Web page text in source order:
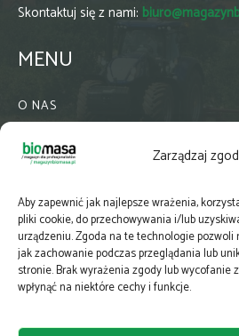
Zarządzaj
Aby zapewnić jak najlepsze wrażenia,
pliki cookie, do przechowywania i/lub
urządzeniu. Zgoda na te technologie
jak zachowanie podczas przeglądania lub
stronie. Brak wyrażenia zgody lub wycofanie
wpłynąć na niektóre cechy i funkcje.
Skontaktuj się z nami:
MENU
O NAS
WSPÓŁPRACA
PRENUMERATA
NEWSLETTER
MAPY
E-WYDANIE